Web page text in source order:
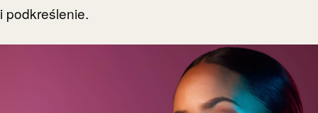
i podkreślenie.